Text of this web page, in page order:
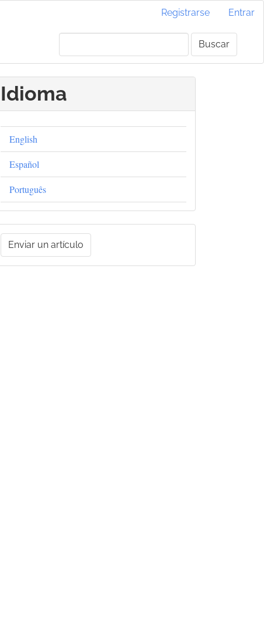
Registrarse Entrar
Buscar
Idioma
English
Español
Português
Enviar
unEnviar un artículo